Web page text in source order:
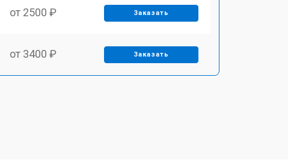
от 2500 ₽ Заказать
от 3400 ₽ Заказать